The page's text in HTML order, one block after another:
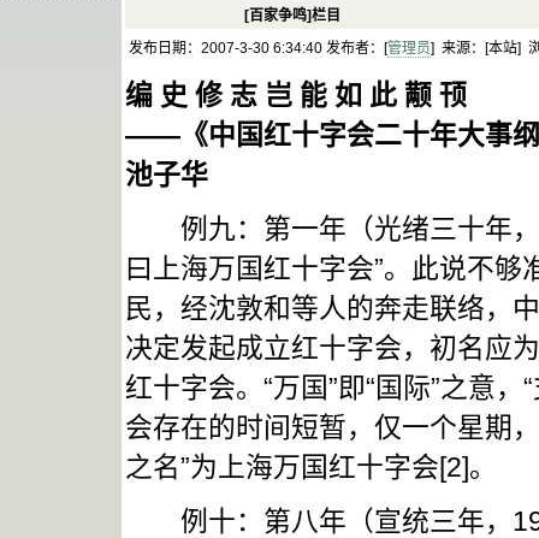
[百家争鸣]栏目
发布日期：2007-3-30 6:34:40 发布者：[管理员] 来源：[本站]
编 史 修 志 岂 能 如 此 颟 顸
——《中国红十字会二十年大事
池子华
例九：第一年（光绪三十年，
曰上海万国红十字会”。此说不
民，经沈敦和等人的奔走联络，
决定发起成立红十字会，初名应
红十字会。“万国”即“国际”之意
会存在的时间短暂，仅一个星期
之名”为上海万国红十字会[2]。
例十：第八年（宣统三年，